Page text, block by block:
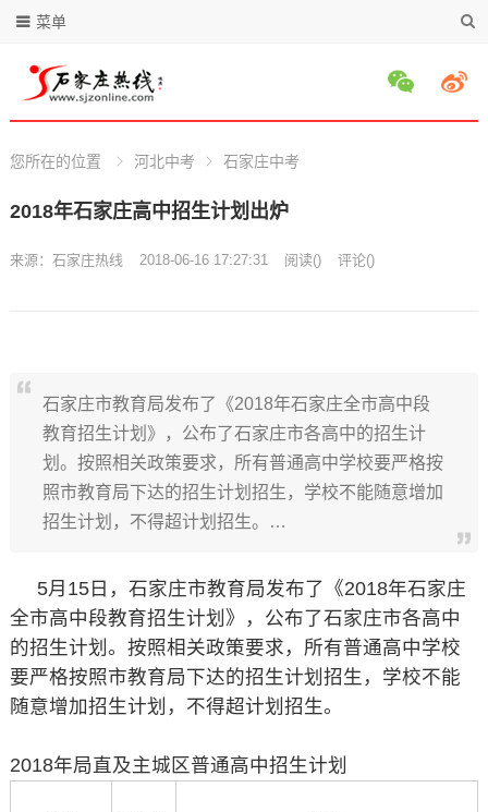
菜单
您所在的位置 河北中考 石家庄中考
2018年石家庄高中招生计划出炉
来源： 石家庄热线 2018-06-16 17:27:31 阅读() 评论()
石家庄市教育局发布了《2018年石家庄全市高中段
教育招生计划》，公布了石家庄市各高中的招生计
划。按照相关政策要求，所有普通高中学校要严格按
照市教育局下达的招生计划招生，学校不能随意增加
招生计划，不得超计划招生。…
5月15日，石家庄市教育局发布了《2018年石家庄
全市高中段教育招生计划》，公布了石家庄市各高中
的招生计划。按照相关政策要求，所有普通高中学校
要严格按照市教育局下达的招生计划招生，学校不能
随意增加招生计划，不得超计划招生。
2018年局直及主城区普通高中招生计划